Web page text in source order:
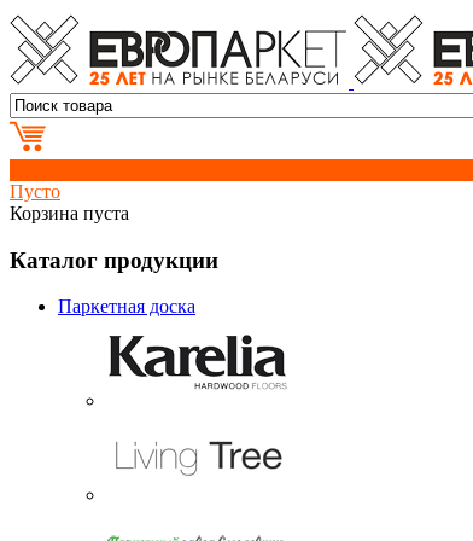
Пусто
Корзина пуста
Каталог продукции
Паркетная доска